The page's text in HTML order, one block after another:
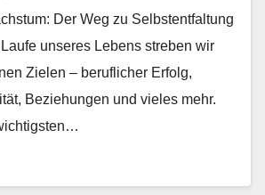
Der Weg zu Selbstentfaltung
unseres Lebens streben wir
Zielen – beruflicher Erfolg,
Beziehungen und vieles mehr.